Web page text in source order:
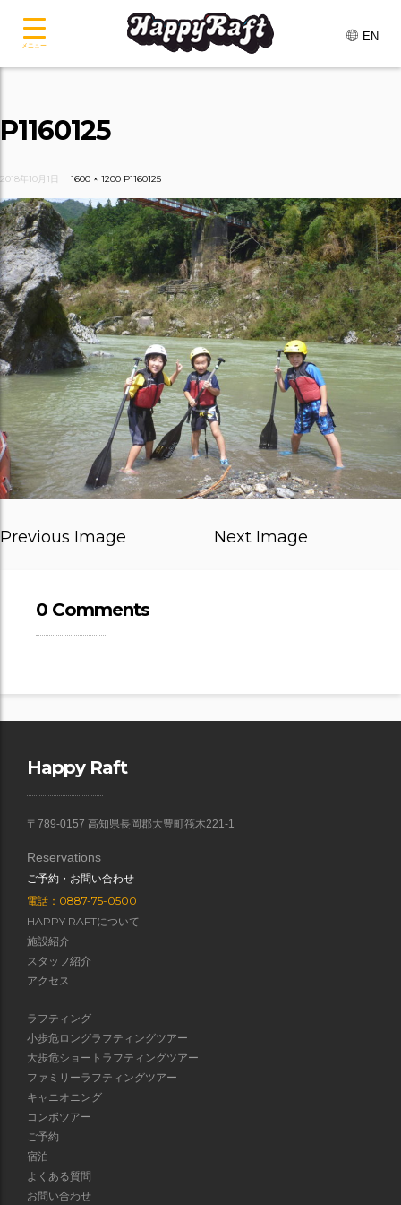
EN
P1160125
2018年10月1日 1600 × 1200 P1160125
Previous Image Next Image
0 Comments
Happy Raft
〒789-0157 高知県長岡郡大豊町筏木221-1
Reservations
ご予約・お問い合わせ
電話：0887-75-0500
HAPPY RAFTについて
施設紹介
スタッフ紹介
アクセス
ラフティング
小歩危ロングラフティングツアー
大歩危ショートラフティングツアー
ファミリーラフティングツアー
キャニオニング
コンボツアー
ご予約
宿泊
よくある質問
お問い合わせ
メニュー